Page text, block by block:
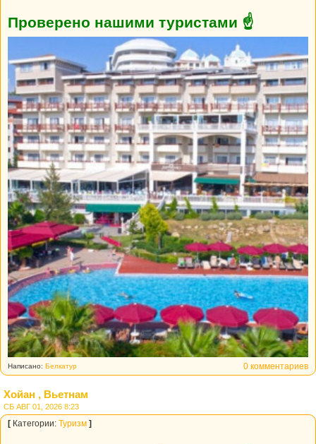
Проверено нашими туристами ☝
0 комментариев
Написано: Белкатур
Хойан , Вьетнам
СБ АВГ 01, 2026 8:23
[ Категории: Туризм ]